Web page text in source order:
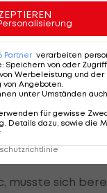
nicht.
wieder dreiDarts
99,58,
musste sich
Partner verarbeiten
: Speichern von oder
Werbeleistung und
von Angeboten.
unter Umständen auch
für gewisse
Details dazu, sowie die